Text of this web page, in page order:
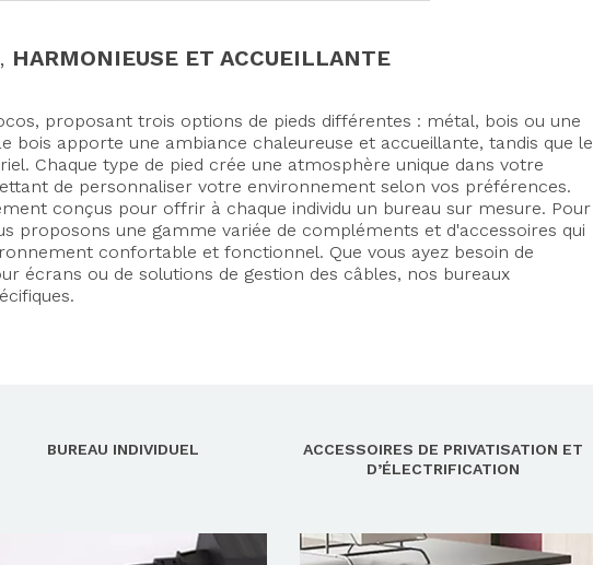
HARMONIEUSE ET ACCUEILLANTE
proposant trois options de pieds différentes : métal, bois ou une
bois apporte une ambiance chaleureuse et accueillante, tandis que le
Chaque type de pied crée une atmosphère unique dans votre
de personnaliser votre environnement selon vos préférences.
conçus pour offrir à chaque individu un bureau sur mesure. Pour
proposons une gamme variée de compléments et d'accessoires qui
confortable et fonctionnel. Que vous ayez besoin de
écrans ou de solutions de gestion des câbles, nos bureaux
BUREAU INDIVIDUEL
ACCESSOIRES DE PRIVATISATION ET
D’ÉLECTRIFICATION